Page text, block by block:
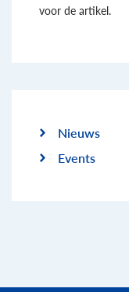
voor de artikel.
Nieuws
Events